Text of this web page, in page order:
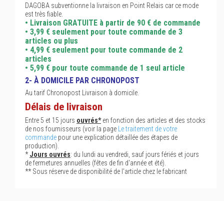
DAGOBA subventionne la livraison en Point Relais car ce mode
est très fiable.
• Livraison GRATUITE à partir de 90 € de commande
• 3,99 € seulement pour toute commande de 3
articles ou plus
• 4,99 € seulement pour toute commande de 2
articles
• 5,99 € pour toute commande de 1 seul article
2- À DOMICILE PAR CHRONOPOST
Au tarif Chronopost Livraison à domicile.
Délais de livraison
Entre 5 et 15 jours ouvrés*en fonction des articles et des stocks
de nos fournisseurs (voir la page
Le traitement de votre
commande pour une explication détaillée des étapes de
production).
*Jours ouvrés: du lundi au vendredi, sauf jours fériés et jours
de fermetures annuelles (fêtes de fin d'année et été).
** Sous réserve de disponibilité de l'article chez le fabricant